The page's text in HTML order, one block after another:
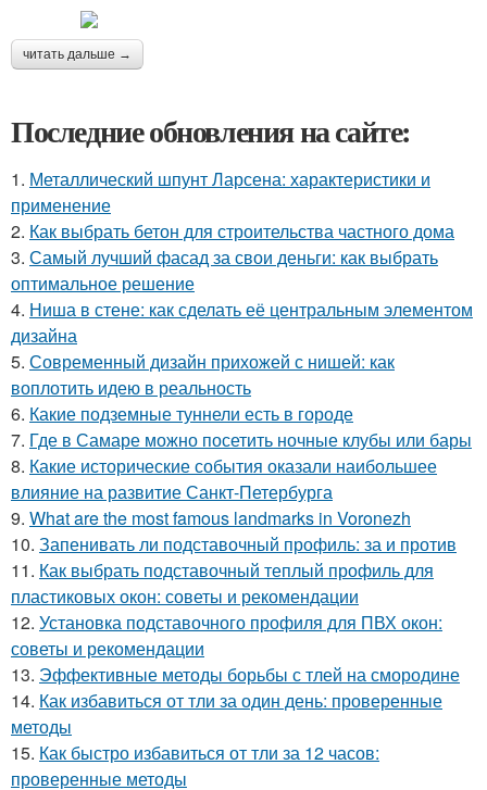
читать дальше →
Последние обновления на сайте:
1. Металлический шпунт Ларсена: характеристики и
применение
2. Как выбрать бетон для строительства частного дома
3. Самый лучший фасад за свои деньги: как выбрать
оптимальное решение
4. Ниша в стене: как сделать её центральным элементом
дизайна
5. Современный дизайн прихожей с нишей: как
воплотить идею в реальность
6. Какие подземные туннели есть в городе
7. Где в Самаре можно посетить ночные клубы или бары
8. Какие исторические события оказали наибольшее
влияние на развитие Санкт-Петербурга
9. What are the most famous landmarks in Voronezh
10. Запенивать ли подставочный профиль: за и против
11. Как выбрать подставочный теплый профиль для
пластиковых окон: советы и рекомендации
12. Установка подставочного профиля для ПВХ окон:
советы и рекомендации
13. Эффективные методы борьбы с тлей на смородине
14. Как избавиться от тли за один день: проверенные
методы
15. Как быстро избавиться от тли за 12 часов:
проверенные методы